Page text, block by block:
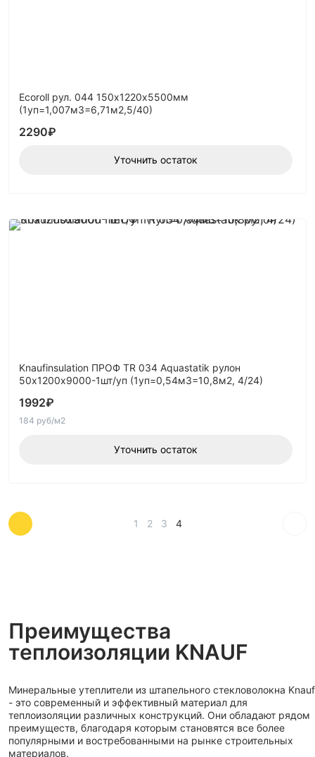
Ecoroll рул. 044 150х1220х5500мм
(1уп=1,007м3=6,71м2,5/40)
2290₽
Уточнить остаток
Knaufinsulation ПРОФ TR 034 Aquastatik рулон
50х1200х9000-1шт/уп (1уп=0,54м3=10,8м2, 4/24)
1992₽
184 руб/м2
Уточнить остаток
1 2 3 4
Преимущества
теплоизоляции KNAUF
Минеральные утеплители из штапельного стекловолокна Knauf
- это современный и эффективный материал для
теплоизоляции различных конструкций. Они обладают рядом
преимуществ, благодаря которым становятся все более
популярными и востребованными на рынке строительных
материалов.